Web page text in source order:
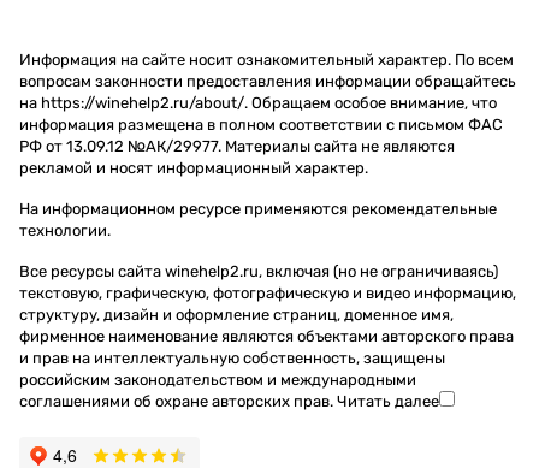
Информация на сайте носит ознакомительный характер. По всем
вопросам законности предоставления информации обращайтесь
на https://winehelp2.ru/about/. Обращаем особое внимание, что
информация размещена в полном соответствии с письмом ФАС
РФ от 13.09.12 №АК/29977. Материалы сайта не являются
рекламой и носят информационный характер.
На информационном ресурсе применяются рекомендательные
технологии.
Все ресурсы сайта winehelp2.ru, включая (но не ограничиваясь)
текстовую, графическую, фотографическую и видео информацию,
структуру, дизайн и оформление страниц, доменное имя,
фирменное наименование являются объектами авторского права
и прав на интеллектуальную собственность, защищены
российским законодательством и международными
соглашениями об охране авторских прав. Читать далее